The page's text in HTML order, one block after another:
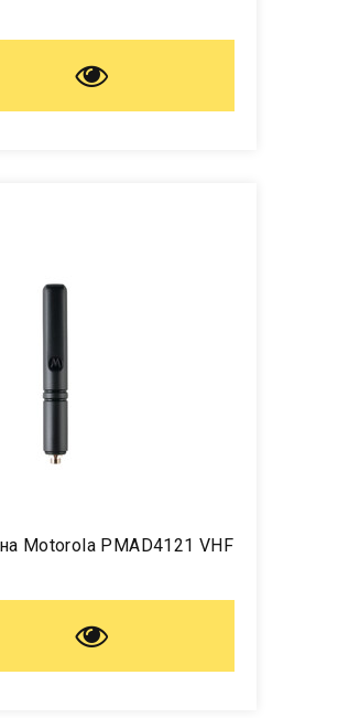
Motorola PMAD4121 VHF